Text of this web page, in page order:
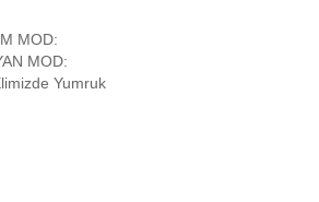
MOD:
MOD:
Yumruk